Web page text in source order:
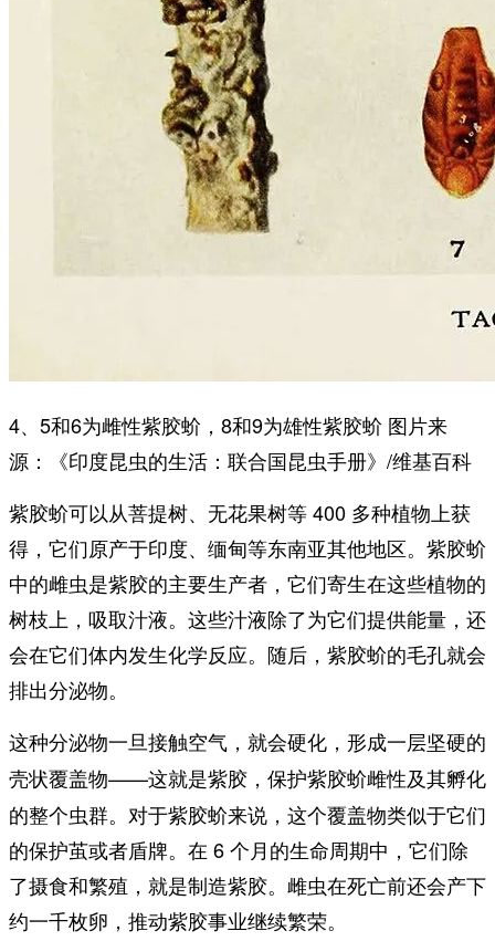
4、5和6为雌性紫胶蚧，8和9为雄性紫胶蚧 图片来
源：《印度昆虫的生活：联合国昆虫手册》/维基百科
紫胶蚧可以从菩提树、无花果树等 400 多种植物上获
得，它们原产于印度、缅甸等东南亚其他地区。紫胶蚧
中的雌虫是紫胶的主要生产者，它们寄生在这些植物的
树枝上，吸取汁液。这些汁液除了为它们提供能量，还
会在它们体内发生化学反应。随后，紫胶蚧的毛孔就会
排出分泌物。
这种分泌物一旦接触空气，就会硬化，形成一层坚硬的
壳状覆盖物——这就是紫胶，保护紫胶蚧雌性及其孵化
的整个虫群。对于紫胶蚧来说，这个覆盖物类似于它们
的保护茧或者盾牌。在 6 个月的生命周期中，它们除
了摄食和繁殖，就是制造紫胶。雌虫在死亡前还会产下
约一千枚卵，推动紫胶事业继续繁荣。